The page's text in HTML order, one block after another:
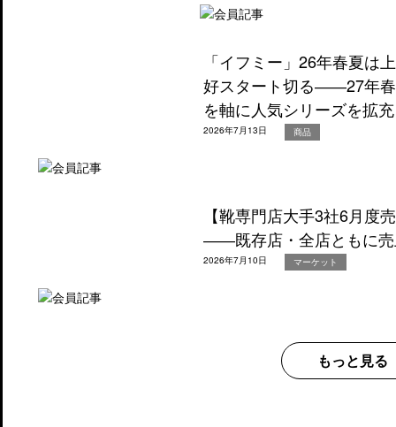
「イフミー」26年春夏は
好スタート切る――27年
を軸に人気シリーズを拡充
2026年7月13日 商品
【靴専門店大手3社6月度
――既存店・全店ともに売
2026年7月10日 マーケット
もっと見る